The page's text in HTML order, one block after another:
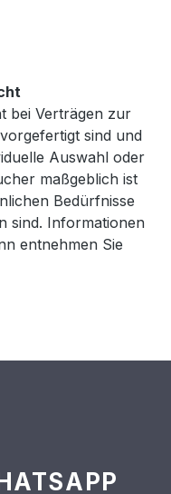
bei Verträgen zur
sind und
Auswahl oder
maßgeblich ist
Bedürfnisse
sind. Informationen
entnehmen Sie